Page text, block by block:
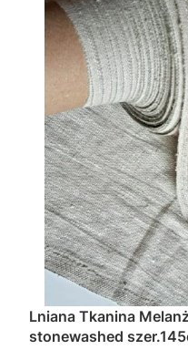
Lniana Tkanina
stonewashed